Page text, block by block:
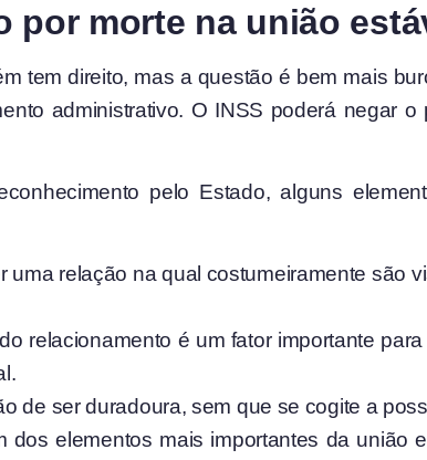
por morte na união
tem direito, mas a questão é bem mais
administrativo. O INSS poderá negar
pelo Estado, alguns
relação na qual costumeiramente são
relacionamento é um fator importante
de ser duradoura, sem que se cogite a
dos elementos mais importantes da união